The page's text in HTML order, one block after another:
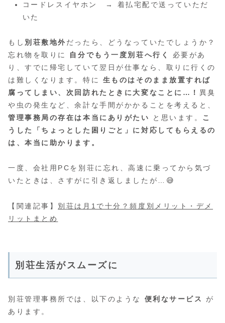
コードレスイヤホン → 着払宅配で送っていただ
いた
もし 別荘敷地外だったら、どうなっていたでしょうか？
忘れ物を取りに 自分でもう一度別荘へ行く
必要があ
り、すでに帰宅していて翌日が仕事なら、取りに行くの
は難しくなります。特に 生ものはそのまま放置すれば
腐ってしまい、次回訪れたときに大変なことに…！ 異臭
や虫の発生など、余計な手間がかかることを考えると、
管理事務局の存在は本当にありがたい
と思います。 こ
うした「ちょっとした困りごと」に対応してもらえるの
は、本当に助かります。
一度、会社用PCを別荘に忘れ、高速に乗ってから気づ
いたときは、さすがに引き返しましたが…😅
【関連記事】 別荘は月1で十分？頻度別メリット・デメ
リットまとめ
別荘生活がスムーズに
別荘管理事務所では、以下のような 便利なサービス
が
あります。